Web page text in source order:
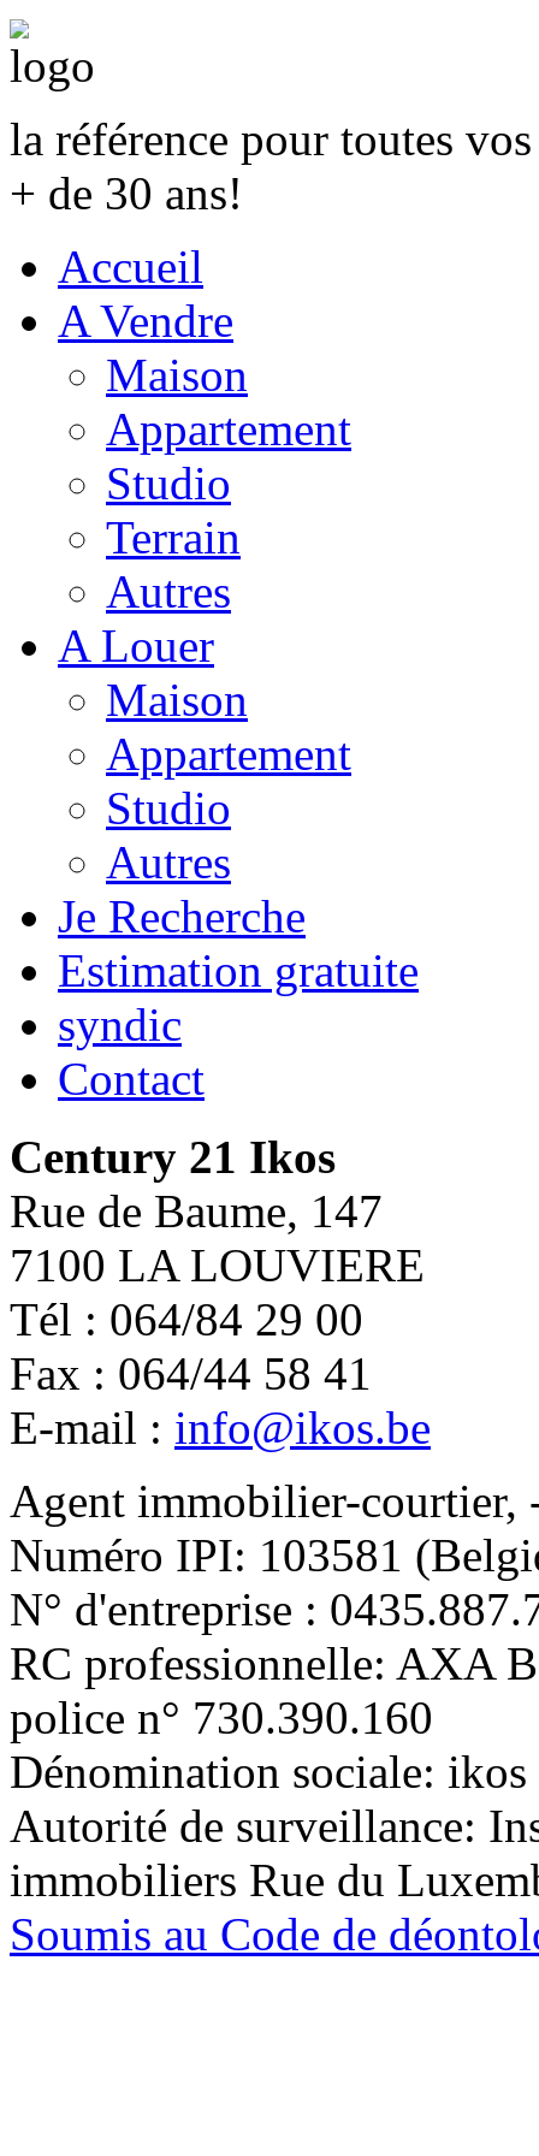
la référence pour toutes
+ de 30 ans!
Accueil
A Vendre
Maison
Appartement
Studio
Terrain
Autres
A Louer
Maison
Appartement
Studio
Autres
Je Recherche
Estimation gratuite
syndic
Contact
Century 21 Ikos
Rue de Baume, 147
7100 LA LOUVIERE
Tél : 064/84 29 00
Fax : 064/44 58 41
E-mail : info@ikos.be
Agent immobilier-courtier,
Numéro IPI: 103581
N° d'entreprise :
RC professionnelle: AXA
police n° 730.390.160
Dénomination sociale: ikos
Autorité de surveillance:
immobiliers Rue du
Soumis au Code de